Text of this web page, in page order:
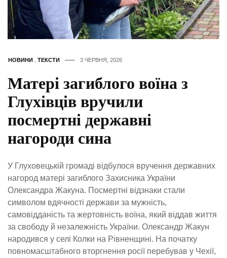
НОВИНИ ТЕКСТИ 3 ЧЕРВНЯ, 2026
Матері загиблого воїна з
Глухівців вручили
посмертні державні
нагороди сина
У Глуховецькій громаді відбулося вручення державних
нагород матері загиблого Захисника України
Олександра Жакуна. Посмертні відзнаки стали
символом вдячності держави за мужність,
самовідданість та жертовність воїна, який віддав життя
за свободу й незалежність України. Олександр Жакун
народився у селі Колки на Рівненщині. На початку
повномасштабного вторгнення росії перебував у Чехії,